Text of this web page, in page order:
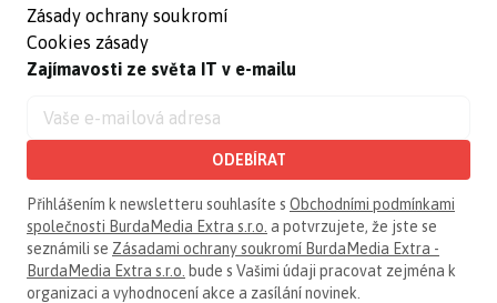
Zásady ochrany soukromí
Cookies zásady
Zajímavosti ze světa IT v e-mailu
ODEBÍRAT
Přihlášením k newsletteru souhlasíte s Obchodními podmínkami
společnosti BurdaMedia Extra s.r.o. a potvrzujete, že jste se
seznámili se Zásadami ochrany soukromí BurdaMedia Extra -
BurdaMedia Extra s.r.o. bude s Vašimi údaji pracovat zejména k
organizaci a vyhodnocení akce a zasílání novinek.